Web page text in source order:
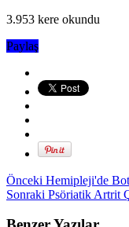
3.953 kere okundu
Paylaş
Önceki Hemipleji'de
Sonraki Psöriatik Artrit